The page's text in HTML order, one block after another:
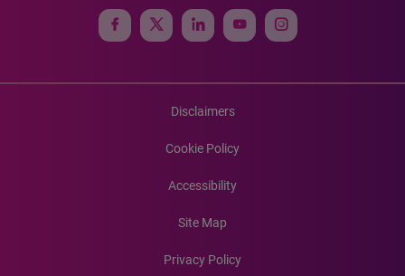
Disclaimers
Cookie Policy
Accessibility
Site Map
Privacy Policy